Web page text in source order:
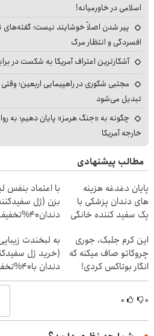
اسلامی در خاورمیانه!
پیر شدن اصلاً خوشایند نیست؛ گفته‌های
افسردگی و انتظار مرگ
آشکارترین اعتراف آمریکا به شکست در
مجتبی شکوری در راهپیمایی اربعین؛
تبدیل می‌شود
چگونه به «جنگ هرمز» پایان دهیم؛ به
خارجه آمریکا
مطالب پیشنهادی
پایان دغدغه هزینه
های دندان پزشکی با
پک سفید کننده خانگی
با اعتماد بنفس
بزن (ژل
دندان40%تخفیف)
این کرم جلبک، جوری
چروکاتو صاف میکنه که
انگار بوتاکس کردی!
(تخفیف ویژه)
به لبخندت
(خرید ژل
دندان با40%تخفیف)
۰ ۰